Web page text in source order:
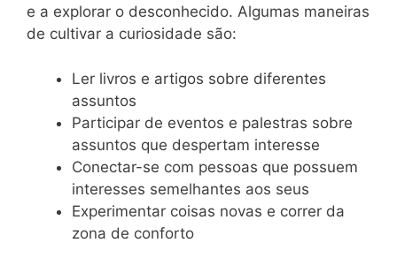
e a explorar o desconhecido. Algumas maneiras
de cultivar a curiosidade são:
Ler livros e artigos sobre diferentes
assuntos
Participar de eventos e palestras sobre
assuntos que despertam interesse
Conectar-se com pessoas que possuem
interesses semelhantes aos seus
Experimentar coisas novas e correr da
zona de conforto